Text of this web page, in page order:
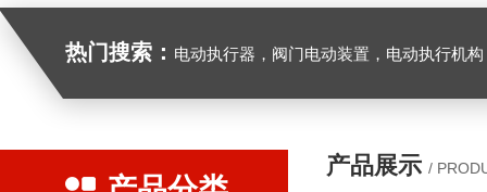
热门搜索： 电动执行器，阀门电动装置，电动执行机构，阀门驱动装置，电动头，角行
产品展示 /